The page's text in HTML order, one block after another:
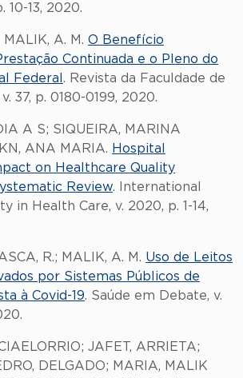
10-13, 2020.
MALIK, A. M. O Benefício
Continuada e o Pleno do
Federal . Revista da Faculdade de
37, p. 0180-0199, 2020.
A S; SIQUEIRA, MARINA
ANA MARIA. Hospital
on Healthcare Quality
Review. International
in Health Care, v. 2020, p. 1-14,
R.; MALIK, A. M. Uso de Leitos
por Sistemas Públicos de
à Covid-19. Saúde em Debate, v.
JAFET, ARRIETA;
DELGADO; MARIA, MALIK